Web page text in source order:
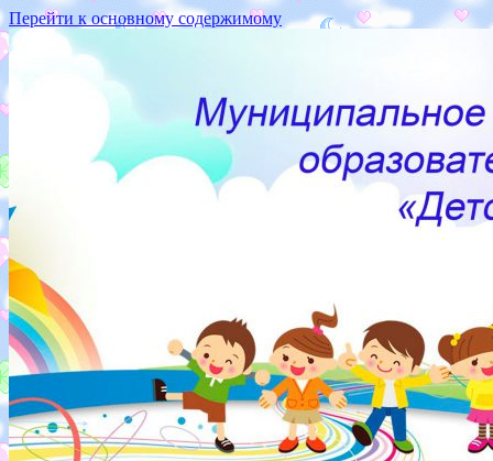
Перейти к основному содержимому
187110 Ленинградская
обл.,г.Кириши,ул.Волховская
набережная, д.16